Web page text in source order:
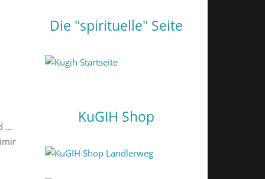
…
Die "spirituelle" Seite
KuGIH Shop